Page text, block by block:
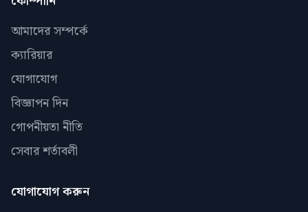
আমাদের সম্পর্কে
ক্যারিয়ার
যোগাযোগ
বিজ্ঞাপন দিন
গোপনীয়তা নীতি
সেবার শর্তাবলী
যোগাযোগ করুন